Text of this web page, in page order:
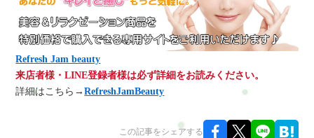
Refresh Jam beauty
来店者様・LINE登録者様は必ず詳細をお読みください。
詳細はこちら→RefreshJamBeauty
この記事をシェアする